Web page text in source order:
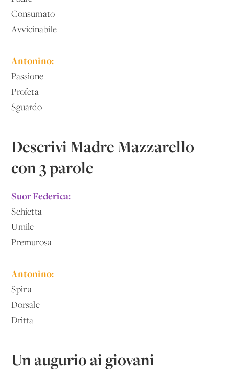
Consumato
Avvicinabile
Antonino:
Passione
Profeta
Sguardo
Descrivi Madre Mazzarello
con 3 parole
Suor Federica:
Schietta
Umile
Premurosa
Antonino:
Spina
Dorsale
Dritta
Un augurio ai giovani